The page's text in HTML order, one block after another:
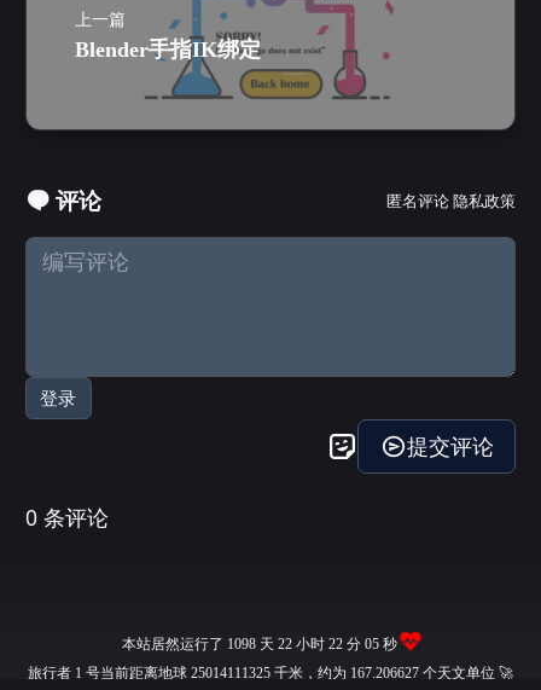
上一篇
Blender手指IK绑定
评论 匿名评论 隐私政策
本站居然运行了 1098 天 22 小时 22 分 06 秒
旅行者 1 号当前距离地球 25014111342 千米，约为 167.206627 个天文单位 🚀